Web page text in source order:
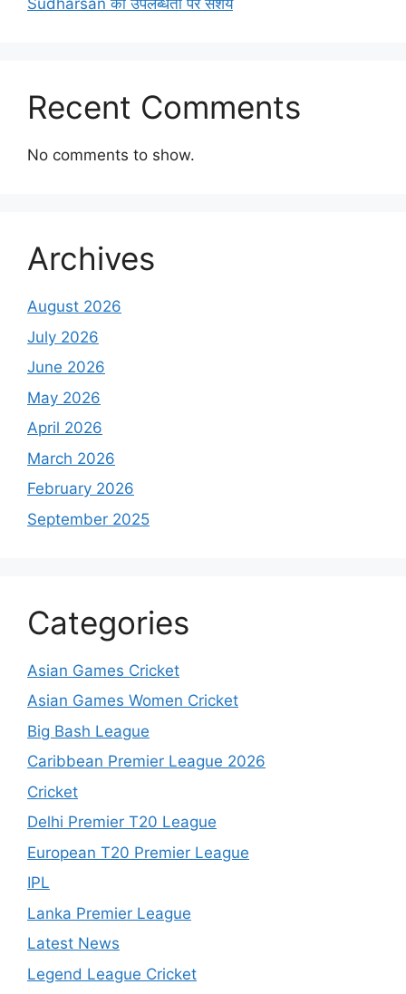
Sudharsan की उपलब्धता पर संशय
Recent Comments
No comments to show.
Archives
August 2026
July 2026
June 2026
May 2026
April 2026
March 2026
February 2026
September 2025
Categories
Asian Games Cricket
Asian Games Women Cricket
Big Bash League
Caribbean Premier League 2026
Cricket
Delhi Premier T20 League
European T20 Premier League
IPL
Lanka Premier League
Latest News
Legend League Cricket